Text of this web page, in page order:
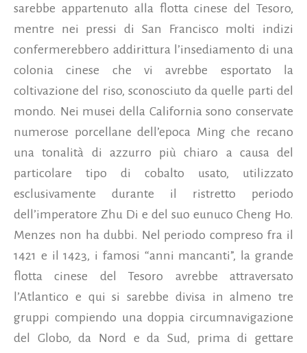
sarebbe appartenuto alla flotta cinese del Tesoro,
mentre nei pressi di San Francisco molti indizi
confermerebbero addirittura l’insediamento di una
colonia cinese che vi avrebbe esportato la
coltivazione del riso, sconosciuto da quelle parti del
mondo. Nei musei della California sono conservate
numerose porcellane dell’epoca Ming che recano
una tonalità di azzurro più chiaro a causa del
particolare tipo di cobalto usato, utilizzato
esclusivamente durante il ristretto periodo
dell’imperatore Zhu Di e del suo eunuco Cheng Ho.
Menzes non ha dubbi. Nel periodo compreso fra il
1421 e il 1423, i famosi “anni mancanti”, la grande
flotta cinese del Tesoro avrebbe attraversato
l’Atlantico e qui si sarebbe divisa in almeno tre
gruppi compiendo una doppia circumnavigazione
del Globo, da Nord e da Sud, prima di gettare